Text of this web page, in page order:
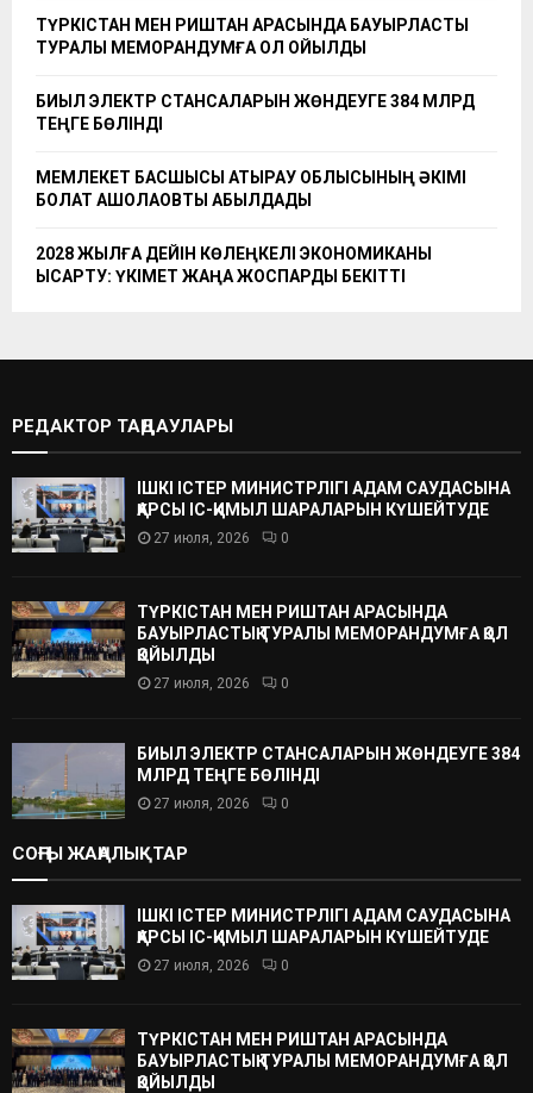
ТҮРКІСТАН МЕН РИШТАН АРАСЫНДА БАУЫРЛАСТЫҚ
ТУРАЛЫ МЕМОРАНДУМҒА ҚОЛ ҚОЙЫЛДЫ
БИЫЛ ЭЛЕКТР СТАНСАЛАРЫН ЖӨНДЕУГЕ 384 МЛРД
ТЕҢГЕ БӨЛІНДІ
МЕМЛЕКЕТ БАСШЫСЫ АТЫРАУ ОБЛЫСЫНЫҢ ӘКІМІ
БОЛАТ АҚШОЛАҚОВТЫ ҚАБЫЛДАДЫ
2028 ЖЫЛҒА ДЕЙІН КӨЛЕҢКЕЛІ ЭКОНОМИКАНЫ
ҚЫСҚАРТУ: ҮКІМЕТ ЖАҢА ЖОСПАРДЫ БЕКІТТІ
РЕДАКТОР ТАҢДАУЛАРЫ
ІШКІ ІСТЕР МИНИСТРЛІГІ АДАМ САУДАСЫНА
ҚАРСЫ ІС-ҚИМЫЛ ШАРАЛАРЫН КҮШЕЙТУДЕ
27 июля, 2026 0
ТҮРКІСТАН МЕН РИШТАН АРАСЫНДА
БАУЫРЛАСТЫҚ ТУРАЛЫ МЕМОРАНДУМҒА ҚОЛ
ҚОЙЫЛДЫ
27 июля, 2026 0
БИЫЛ ЭЛЕКТР СТАНСАЛАРЫН ЖӨНДЕУГЕ 384
МЛРД ТЕҢГЕ БӨЛІНДІ
27 июля, 2026 0
СОҢҒЫ ЖАҢАЛЫҚТАР
ІШКІ ІСТЕР МИНИСТРЛІГІ АДАМ САУДАСЫНА
ҚАРСЫ ІС-ҚИМЫЛ ШАРАЛАРЫН КҮШЕЙТУДЕ
27 июля, 2026 0
ТҮРКІСТАН МЕН РИШТАН АРАСЫНДА
БАУЫРЛАСТЫҚ ТУРАЛЫ МЕМОРАНДУМҒА ҚОЛ
ҚОЙЫЛДЫ